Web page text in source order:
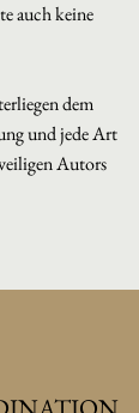
auch keine
dem
und jede Art
Autors